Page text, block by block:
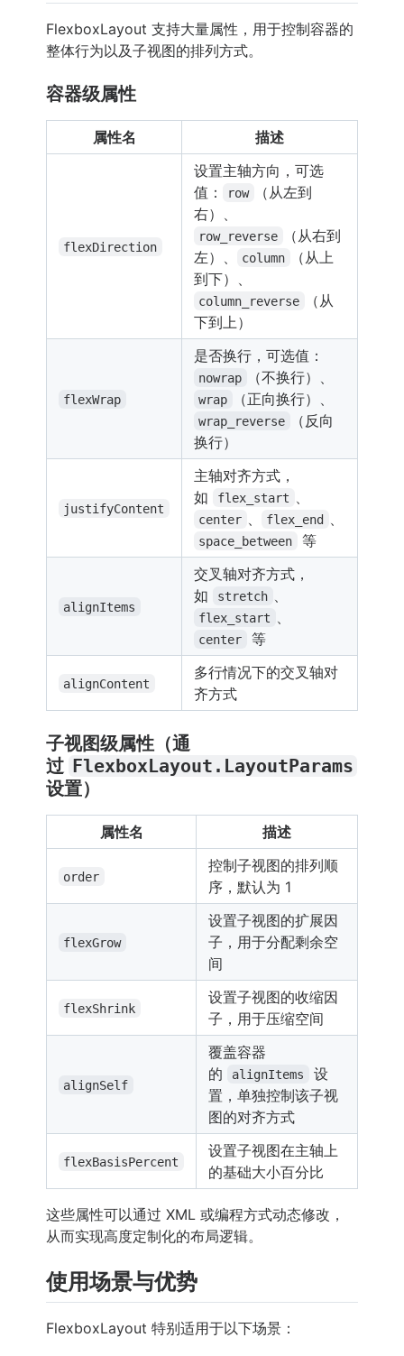
FlexboxLayout 支持大量属性，用于控制容器的
整体行为以及子视图的排列方式。
容器级属性
属性名 描述
flexDirection
设置主轴方向，可选
值：
row
（从左到
右）、
row_reverse
（从右到
左）、
column
（从上
到下）、
column_reverse
（从
下到上）
flexWrap
是否换行，可选值：
nowrap （不换行）、
wrap （正向换行）、
wrap_reverse
（反向
换行）
justifyContent
主轴对齐方式，
如
flex_start
center flex_end
space_between 等
alignItems
交叉轴对齐方式，
如
stretch
flex_start
center 等
alignContent
多行情况下的交叉轴对
齐方式
子视图级属性（通
过 FlexboxLayout.LayoutParams
设置）
属性名 描述
order
控制子视图的排列顺
序，默认为 1
flexGrow
设置子视图的扩展因
子，用于分配剩余空
间
flexShrink
设置子视图的收缩因
子，用于压缩空间
alignSelf
覆盖容器
的
alignItems
设
置，单独控制该子视
图的对齐方式
flexBasisPercent
设置子视图在主轴上
的基础大小百分比
这些属性可以通过 XML 或编程方式动态修改，
从而实现高度定制化的布局逻辑。
使用场景与优势
FlexboxLayout 特别适用于以下场景：